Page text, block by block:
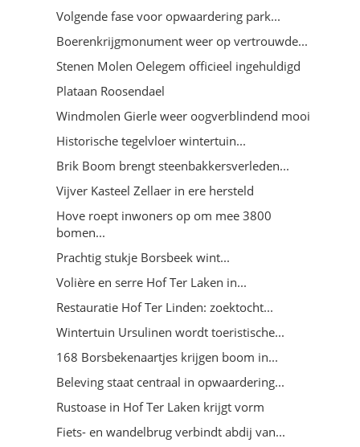
Volgende fase voor opwaardering park...
Boerenkrijgmonument weer op vertrouwde...
Stenen Molen Oelegem officieel ingehuldigd
Plataan Roosendael
Windmolen Gierle weer oogverblindend mooi
Historische tegelvloer wintertuin...
Brik Boom brengt steenbakkersverleden...
Vijver Kasteel Zellaer in ere hersteld
Hove roept inwoners op om mee 3800
bomen...
Prachtig stukje Borsbeek wint...
Volière en serre Hof Ter Laken in...
Restauratie Hof Ter Linden: zoektocht...
Wintertuin Ursulinen wordt toeristische...
168 Borsbekenaartjes krijgen boom in...
Beleving staat centraal in opwaardering...
Rustoase in Hof Ter Laken krijgt vorm
Fiets- en wandelbrug verbindt abdij van...